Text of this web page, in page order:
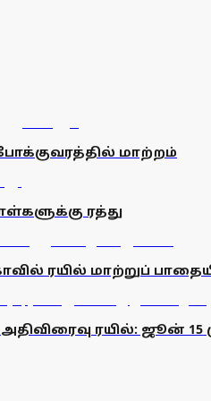
மாற்றம்
ரத்து
ரயில் மாற்றுப்
ரயில்: ஜூன்